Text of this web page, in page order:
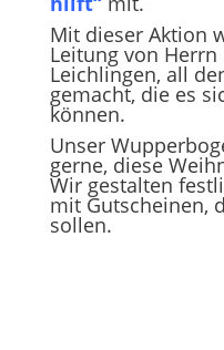
Mit dieser Aktion
Leitung von Herrn
Leichlingen, all
gemacht, die es
können.
Unser
gerne, diese
Wir gestalten
mit Gutscheinen,
sollen.